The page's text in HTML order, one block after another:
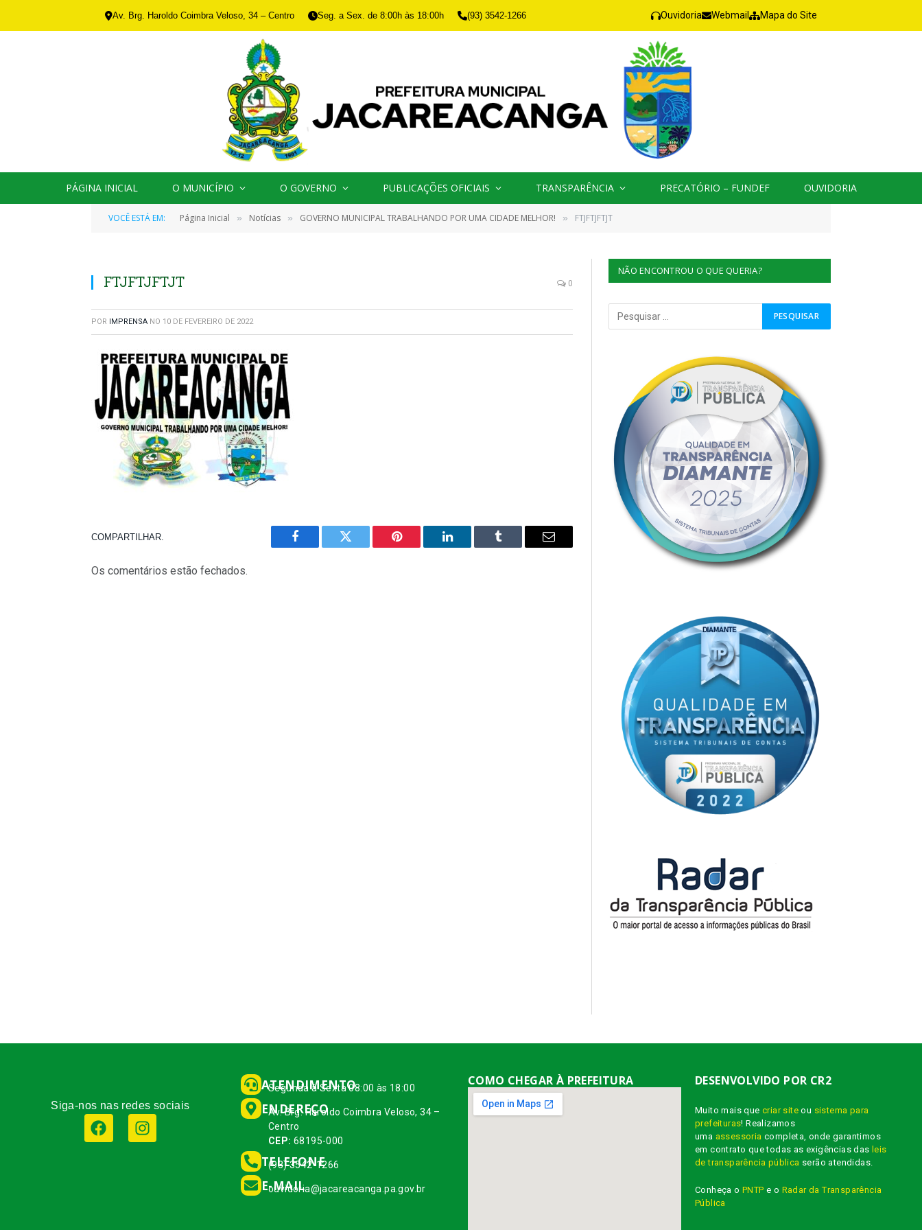
Av. Brg. Haroldo Coimbra Veloso, 34 – Centro Seg. a Sex. de 8:00h às 18:00h (93) 3542-1266 Ouvidoria Webmail Mapa do Site
PÁGINA INICIAL O MUNICÍPIO O GOVERNO PUBLICAÇÕES OFICIAIS TRANSPARÊNCIA PRECATÓRIO – FUNDEF OUVIDORIA
VOCÊ ESTÁ EM: Página Inicial » Notícias » GOVERNO MUNICIPAL TRABALHANDO POR UMA CIDADE MELHOR! » FTJFTJFTJT
FTJFTJFTJT 0
POR IMPRENSA NO 10 DE FEVEREIRO DE 2022
COMPARTILHAR.
Facebook Twitter Pinterest
O
Tumblr
E-
Os comentários estão fechados.
NÃO ENCONTROU O QUE QUERIA?
Siga-nos nas redes sociais
ATENDIMENTO
Segunda à Sexta 08:00 às 18:00
ENDEREÇO
Av. Brg. Haroldo Coimbra Veloso, 34 –
Centro
CEP: 68195-000
TELEFONE
(93) 3542-1266
E-MAIL
ouvidoria@jacareacanga.pa.gov.br
COMO CHEGAR À PREFEITURA DESENVOLVIDO POR CR2
Muito mais quecriar site ou sistema para
prefeituras! Realizamos
uma assessoria completa, onde garantimos
em contrato que todas as exigências das leis
de transparência pública serão atendidas.
Conheça oPNTP e o Radar da Transparência
Pública